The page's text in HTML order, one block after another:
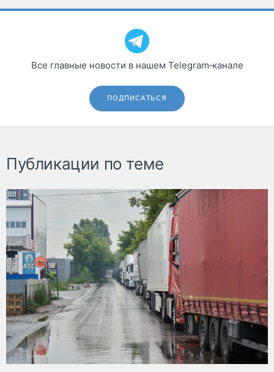
Все главные новости в нашем Telegram‑канале
ПОДПИСАТЬСЯ
Публикации по теме